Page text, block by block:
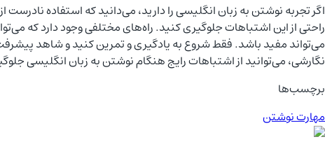
اگر تجربه نوشتن به زبان انگلیسی را دارید، می‌دانید که استفاده
راحتی از این اشتباهات جلوگیری کنید. راه‌های مختلفی وجود دارد که
می‌تواند مفید باشد. فقط شروع به یادگیری و تمرین کنید و شاهد
نگارشی، می‌توانید از اشتباهات رایج هنگام نوشتن به زبان انگلیسی
برچسب‌ها
مهارت نوشتن